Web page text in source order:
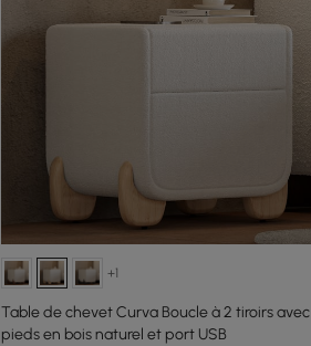
+1
Table de chevet Curva Boucle à 2 tiroirs avec
pieds en bois naturel et port USB